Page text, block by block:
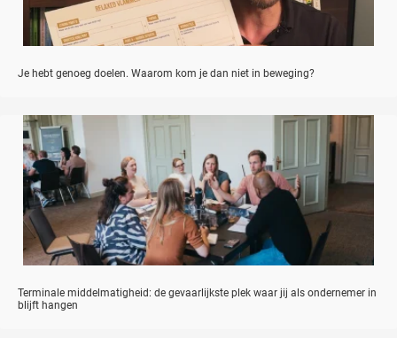
Je hebt genoeg doelen. Waarom kom je dan niet in beweging?
Terminale middelmatigheid: de gevaarlijkste plek waar jij als ondernemer in
blijft hangen